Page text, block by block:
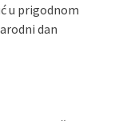
u prigodnom
dan